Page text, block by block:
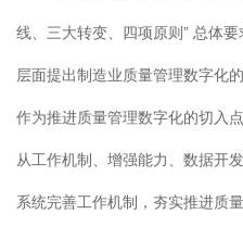
线、三大转变、四项原则” 总体
层面提出制造业质量管理数字化
作为推进质量管理数字化的切入
从工作机制、增强能力、数据开
系统完善工作机制，夯实推进质